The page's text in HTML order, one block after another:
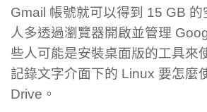
Gmail 帳號就可以得到 15 GB 的
人多透過瀏覽器開啟並管理
些人可能是安裝桌面版的工具來
記錄文字介面下的 Linux 要怎麼
Drive。